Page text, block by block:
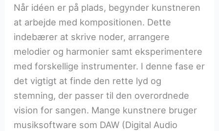
Når idéen er på plads, begynder kunstneren
at arbejde med kompositionen. Dette
indebærer at skrive noder, arrangere
melodier og harmonier samt eksperimentere
med forskellige instrumenter. I denne fase er
det vigtigt at finde den rette lyd og
stemning, der passer til den overordnede
vision for sangen. Mange kunstnere bruger
musiksoftware som DAW (Digital Audio